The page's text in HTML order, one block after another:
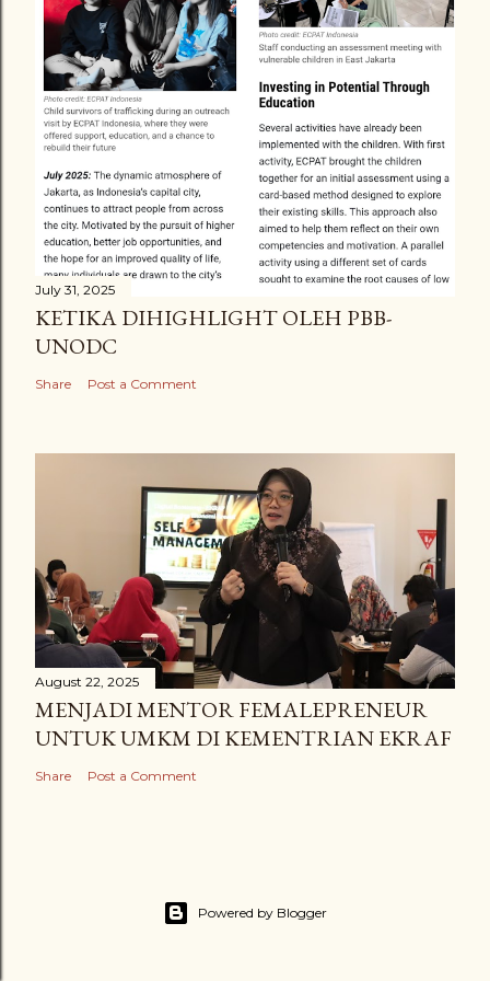
n
July 31, 2025
KETIKA DIHIGHLIGHT OLEH PBB-
UNODC
Share Post a Comment
August 22, 2025
MENJADI MENTOR FEMALEPRENEUR
UNTUK UMKM DI KEMENTRIAN EKRAF
Share Post a Comment
Powered by Blogger